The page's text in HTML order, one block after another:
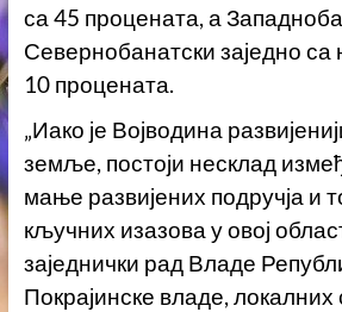
са 45 процената, а
Севернобанатски заједно
10 процената.
„Иако је Војводина
земље, постоји несклад
мање развијених подручја и
кључних изазова у овој
заједнички рад Владе
Покрајинске владе,